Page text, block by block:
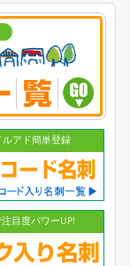
ルアド簡単登録
目度パワーUP!